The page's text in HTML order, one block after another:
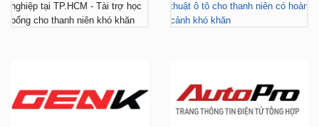
nghiệp tại TP.HCM - Tài trợ học
bổng cho thanh niên khó khăn
thuật ô tô cho thanh niên có hoàn
cảnh khó khăn